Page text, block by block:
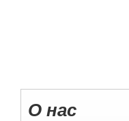
О наc